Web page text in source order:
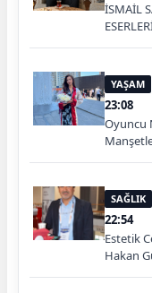
İSMAİL
YAŞAM
23:08
Oyuncu
SAĞLIK
22:54
Estetik
Hakan